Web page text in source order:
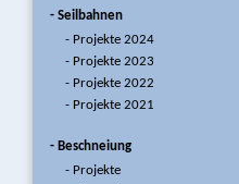
- Seilbahnen
- Projekte 2024
- Projekte 2023
- Projekte 2022
- Projekte 2021
- Beschneiung
- Projekte